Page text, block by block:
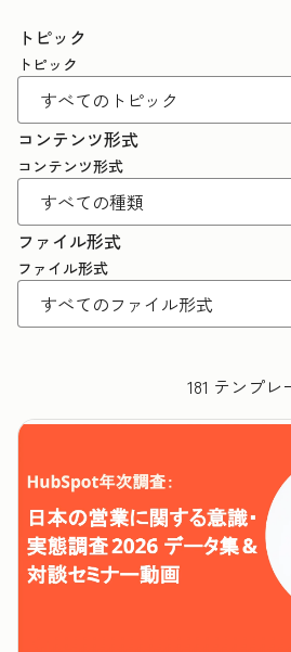
トピック
トピック
コンテンツ形式
コンテンツ形式
ファイル形式
ファイル形式
181 テンプレ